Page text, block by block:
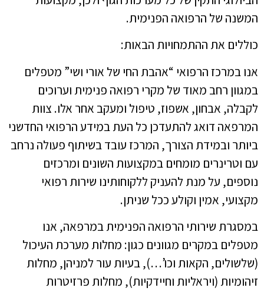
המשנה של הרפואה הפנימית.
כוללים את ההתמחויות הבאות:
אנו במרכז הרפואי “אהבת החי של אורי ושי” מטפלים
במגוון רחב מאוד של מקרי רפואה פנימית וערוכים
לקבלה, אבחון, אשפוז, טיפול ומעקב אחר אלו. צוות
המרפאה דואג להתעדכן כל העת במידע הרפואי החדשני
ביותר ובמידת הצורך, המרכז עובד בשיתוף פעולה נרחב
עם וטרינרים מומחים במקצועות השונים ומרכזים
נוספים, על מנת להעניק ללקוחותינו שירות רפואי
מקצועי, אמין וקולע ככל שניתן.
במסגרת שירותי הרפואה הפנימית במרפאה, אנו
מטפלים במקרים מגוונים כגון: מחלות מערכת העיכול
(שלשולים, הקאות וכו’…), בעיות עור למניהן, מחלות
זיהומיות (ויראליות וחיידקיות), מחלות פרזיטרות